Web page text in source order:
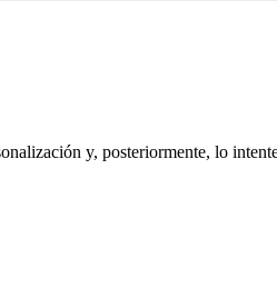
y, posteriormente, lo